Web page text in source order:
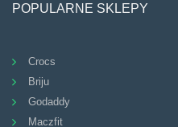
POPULARNE SKLEPY
Crocs
Briju
Godaddy
Maczfit